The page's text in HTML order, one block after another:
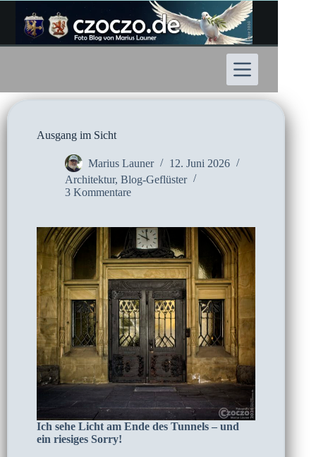
Inhalt
springen
Ausgang im Sicht
Marius Launer
12. Juni 2026
Architektur, Blog-Geflüster
3 Kommentare
Ich sehe Licht am Ende des Tunnels – und
ein riesiges Sorry!